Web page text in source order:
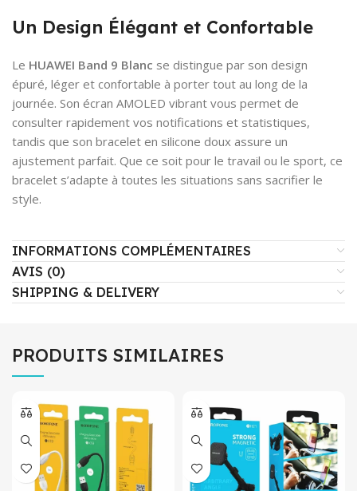
Un Design Élégant et Confortable
Le HUAWEI Band 9 Blanc se distingue par son design
épuré, léger et confortable à porter tout au long de la
journée. Son écran AMOLED vibrant vous permet de
consulter rapidement vos notifications et statistiques,
tandis que son bracelet en silicone doux assure un
ajustement parfait. Que ce soit pour le travail ou le sport, ce
bracelet s’adapte à toutes les situations sans sacrifier le
style.
INFORMATIONS COMPLÉMENTAIRES
AVIS (0)
SHIPPING & DELIVERY
PRODUITS SIMILAIRES